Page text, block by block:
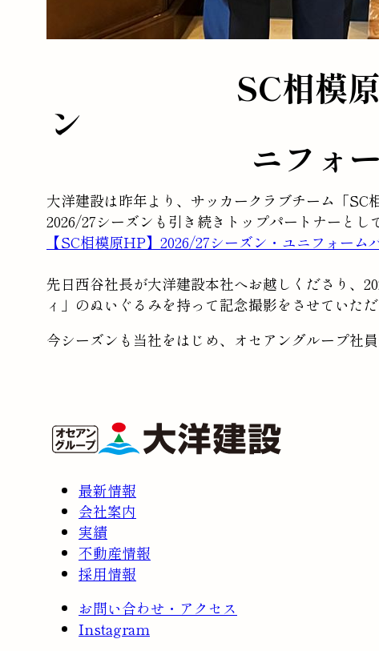
SC相模
ニフォ
大洋建設は昨年より、サッカークラブチーム「SC
2026/27シーズンも引き続きトップパートナーと
【SC相模原HP】2026/27シーズン・ユニフォーム
先日西谷社長が大洋建設本社へお越しくださり、
ィ」のぬいぐるみを持って記念撮影をさせていた
今シーズンも当社をはじめ、オセアングループ社
最新情報
会社案内
実績
不動産情報
採用情報
お問い合わせ・アクセス
Instagram